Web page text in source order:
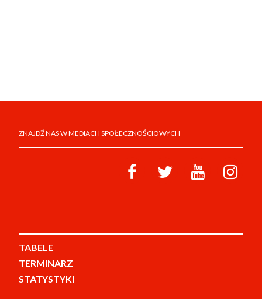
ZNAJDŹ NAS W MEDIACH SPOŁECZNOŚCIOWYCH
TABELE
TERMINARZ
STATYSTYKI